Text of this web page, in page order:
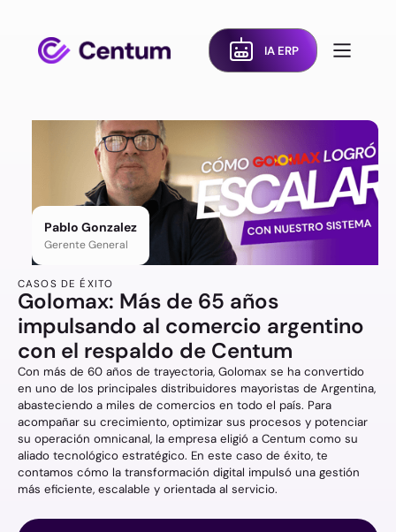
IA ERP
Pablo Gonzalez
Gerente General
CASOS DE ÉXITO
Golomax: Más de 65 años
impulsando al comercio argentino
con el respaldo de Centum
Con más de 60 años de trayectoria, Golomax se ha convertido
en uno de los principales distribuidores mayoristas de Argentina,
abasteciendo a miles de comercios en todo el país. Para
acompañar su crecimiento, optimizar sus procesos y potenciar
su operación omnicanal, la empresa eligió a Centum como su
aliado tecnológico estratégico. En este caso de éxito, te
contamos cómo la transformación digital impulsó una gestión
más eficiente, escalable y orientada al servicio.